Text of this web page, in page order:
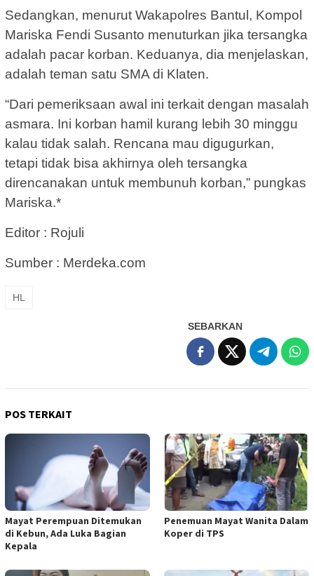
Sedangkan, menurut Wakapolres Bantul, Kompol
Mariska Fendi Susanto menuturkan jika tersangka
adalah pacar korban. Keduanya, dia menjelaskan,
adalah teman satu SMA di Klaten.
“Dari pemeriksaan awal ini terkait dengan masalah
asmara. Ini korban hamil kurang lebih 30 minggu
kalau tidak salah. Rencana mau digugurkan,
tetapi tidak bisa akhirnya oleh tersangka
direncanakan untuk membunuh korban,” pungkas
Mariska.*
Editor : Rojuli
Sumber : Merdeka.com
HL
SEBARKAN
POS TERKAIT
Mayat Perempuan Ditemukan
di Kebun, Ada Luka Bagian
Kepala
Penemuan Mayat Wanita Dalam
Koper di TPS